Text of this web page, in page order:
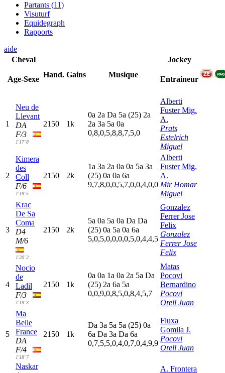
Partants (11)
Visuturf
Equidegraph
Rapports
aide
Cheval
Age-Sexe
Hand. Gains Musique
Jockey
Entraineur
1
Neu de
Llevant
DA
F/3
1'17"8
2150 1k
0a 2a Da 5a (25) 2a
2a 3a 5a 0a
0,8,0,5,8,8,7,5,0
Alberti
Fuster Mig.
A.
Prats
Estelrich
Miguel
2
Kimera
des
Coll
F/6
1'19"5
2150 2k
1a 3a 2a 0a 0a 5a 3a
(25) 0a 0a 6a
9,7,8,0,0,5,7,0,0,4,0,0
Alberti
Fuster Mig.
A.
Mir Homar
Miguel
3
Krac
De Sa
Coma
D4
M/6
1'20"2
2150 2k
5a 0a 5a 0a Da Da
(25) 0a 5a 0a 6a
5,0,5,0,0,0,0,5,0,4,4,5
Gonzalez
Ferrer Jose
Felix
Gonzalez
Ferrer Jose
Felix
4
Nocio
de
Ladil
F/3
1'19"3
2150 1k
0a 0a 1a 0a 2a 5a Da
(25) 2a 6a 5a
0,0,9,0,8,5,0,8,4,5,7
Matas
Pocovi
Bernardino
Pocovi
Orell Juan
5
Ma
Belle
France
DA
F/4
1'18"7
2150 1k
Da 3a 5a 5a (25) 0a
6a Da 3a Da 6a
0,7,5,5,0,4,0,7,0,4,9,9
Fluxa
Gomila J.
Pocovi
Orell Juan
Naskar
A. Frontera